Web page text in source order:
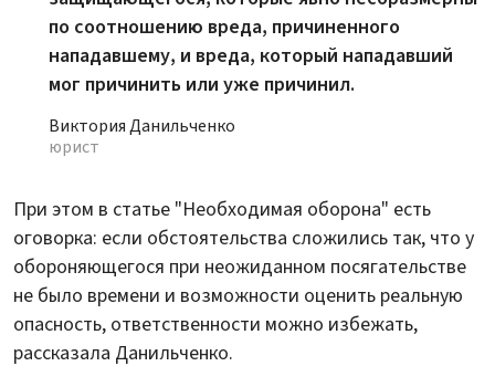
по соотношению вреда, причиненного
нападавшему, и вреда, который нападавший
мог причинить или уже причинил.
Виктория Данильченко
юрист
При этом в статье "Необходимая оборона" есть
оговорка: если обстоятельства сложились так, что у
обороняющегося при неожиданном посягательстве
не было времени и возможности оценить реальную
опасность, ответственности можно избежать,
рассказала Данильченко.